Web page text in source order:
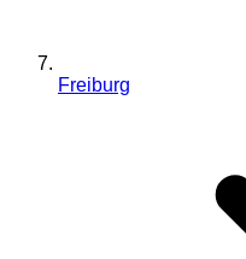
Freiburg